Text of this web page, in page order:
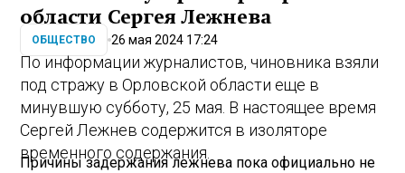
области Сергея Лежнева
ОБЩЕСТВО 26 мая 2024 17:24
По информации журналистов, чиновника взяли
под стражу в Орловской области еще в
минувшую субботу, 25 мая. В настоящее время
Сергей Лежнев содержится в изоляторе
временного содержания.
Причины задержания лежнева пока официально не